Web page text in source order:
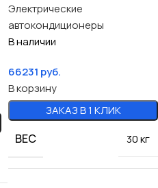
Электрические
автокондиционеры
В наличии
66231 руб.
В корзину
ЗАКАЗ В 1 КЛИК
ВЕС 30 кг